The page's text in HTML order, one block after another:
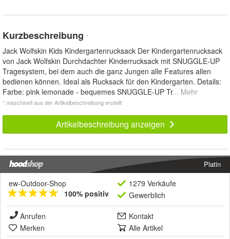
Kurzbeschreibung *
Jack Wolfskin Kids Kindergartenrucksack Der Kindergartenrucksack
von Jack Wolfskin Durchdachter Kinderrucksack mit SNUGGLE-UP
Tragesystem, bei dem auch die ganz Jungen alle Features allen
bedienen können. Ideal als Rucksack für den Kindergarten. Details:
Farbe: pink lemonade - bequemes SNUGGLE-UP Tr... Mehr
* maschinell aus der Artikelbeschreibung erstellt
Artikelbeschreibung anzeigen
Platin
ew-Outdoor-Shop
100% positiv
1279 Verkäufe
Gewerblich
Anrufen
Kontakt
Merken
Alle Artikel